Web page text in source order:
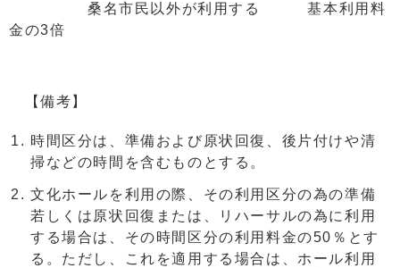
桑名市民以外が利用する 基本利用料
金の3倍
【備考】
時間区分は、準備および原状回復、後片付けや清
掃などの時間を含むものとする。
文化ホールを利用の際、その利用区分の為の準備
若しくは原状回復または、リハーサルの為に利用
する場合は、その時間区分の利用料金の50％とす
る。ただし、これを適用する場合は、ホール利用